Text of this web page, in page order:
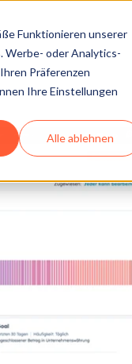
Funktionieren unserer
Werbe- oder Analytics-
Präferenzen
Ihre Einstellungen
Alle ablehnen